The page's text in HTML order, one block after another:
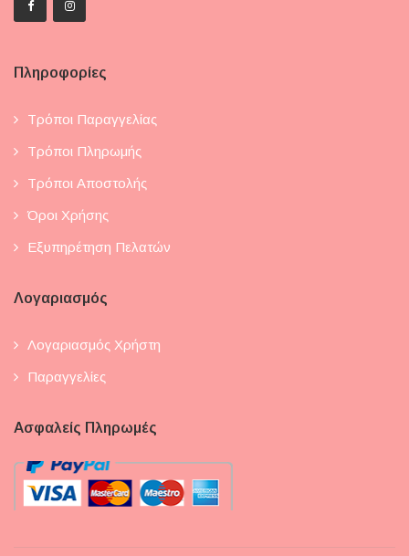
Πληροφορίες
Τρόποι Παραγγελίας
Τρόποι Πληρωμής
Τρόποι Αποστολής
Όροι Χρήσης
Εξυπηρέτηση Πελατών
Λογαριασμός
Λογαριασμός Χρήστη
Παραγγελίες
Ασφαλείς Πληρωμές